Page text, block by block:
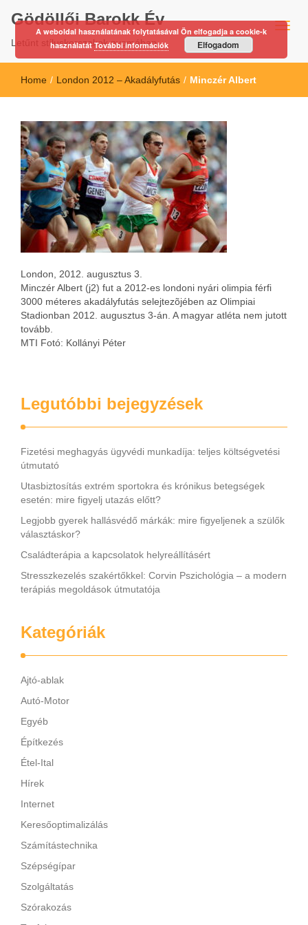
Gödöllői Barokk Év
Letűnt stíluskorszakok nyomában…
Home / London 2012 – Akadályfutás / Minczér Albert
London, 2012. augusztus 3.
Minczér Albert (j2) fut a 2012-es londoni nyári olimpia férfi
3000 méteres akadályfutás selejtezõjében az Olimpiai
Stadionban 2012. augusztus 3-án. A magyar atléta nem jutott
tovább.
MTI Fotó: Kollányi Péter
Legutóbbi bejegyzések
Fizetési meghagyás ügyvédi munkadíja: teljes költségvetési
útmutató
Utasbiztosítás extrém sportokra és krónikus betegségek
esetén: mire figyelj utazás előtt?
Legjobb gyerek hallásvédő márkák: mire figyeljenek a szülők
választáskor?
Családterápia a kapcsolatok helyreállításért
Stresszkezelés szakértőkkel: Corvin Pszichológia – a modern
terápiás megoldások útmutatója
Kategóriák
Ajtó-ablak
Autó-Motor
Egyéb
Építkezés
Étel-Ital
Hírek
Internet
Keresőoptimalizálás
Számítástechnika
Szépségípar
Szolgáltatás
Szórakozás
A weboldal használatának folytatásával Ön elfogadja a cookie-k
használatátTovábbi információk Elfogadom